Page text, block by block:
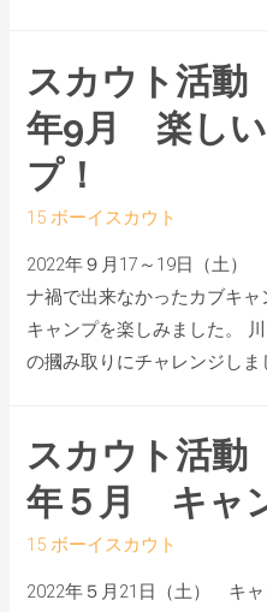
スカウト活
年9月 楽し
プ！
15 ボーイスカウト
2022年９月17～19日（土）
ナ禍で出来なかったカブキ
キャンプを楽しみました。
の摑み取りにチャレンジしま
スカウト活
年５月 キャ
15 ボーイスカウト
2022年５月21日（土） キ